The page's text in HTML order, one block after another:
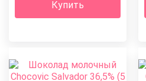
Купить